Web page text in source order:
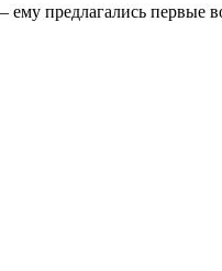
ему предлагались